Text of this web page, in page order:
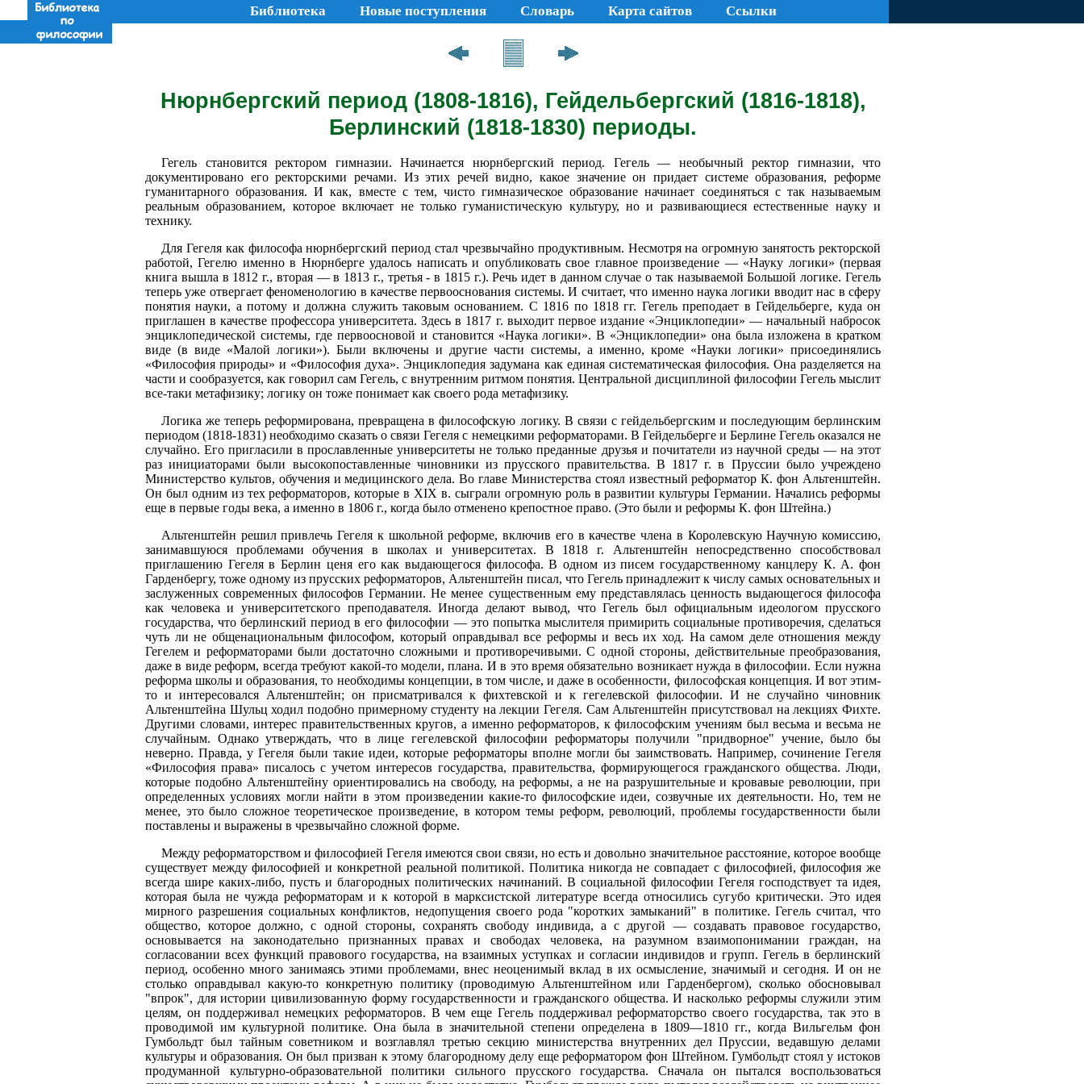
Библиотека Новые поступления Словарь Карта сайтов Ссылки
Нюрнбергский период (1808-1816), Гейдельбергский (1816-1818),
Берлинский (1818-1830) периоды.
Гегель становится ректором гимназии. Начинается нюрнбергский период. Гегель — необычный ректор гимназии, что
документировано его ректорскими речами. Из этих речей видно, какое значение он придает системе образования, реформе
гуманитарного образования. И как, вместе с тем, чисто гимназическое образование начинает соединяться с так называемым
реальным образованием, которое включает не только гуманистическую культуру, но и развивающиеся естественные науку и
технику.
Для Гегеля как философа нюрнбергский период стал чрезвычайно продуктивным. Несмотря на огромную занятость ректорской
работой, Гегелю именно в Нюрнберге удалось написать и опубликовать свое главное произведение — «Науку логики» (первая
книга вышла в 1812 г., вторая — в 1813 г., третья - в 1815 г.). Речь идет в данном случае о так называемой Большой логике. Гегель
теперь уже отвергает феноменологию в качестве первооснования системы. И считает, что именно наука логики вводит нас в сферу
понятия науки, а потому и должна служить таковым основанием. С 1816 по 1818 гг. Гегель преподает в Гейдельберге, куда он
приглашен в качестве профессора университета. Здесь в 1817 г. выходит первое издание «Энциклопедии» — начальный набросок
энциклопедической системы, где первоосновой и становится «Наука логики». В «Энциклопедии» она была изложена в кратком
виде (в виде «Малой логики»). Были включены и другие части системы, а именно, кроме «Науки логики» присоединялись
«Философия природы» и «Философия духа». Энциклопедия задумана как единая систематическая философия. Она разделяется на
части и сообразуется, как говорил сам Гегель, с внутренним ритмом понятия. Центральной дисциплиной философии Гегель мыслит
все-таки метафизику; логику он тоже понимает как своего рода метафизику.
Логика же теперь реформирована, превращена в философскую логику. В связи с гейдельбергским и последующим берлинским
периодом (1818-1831) необходимо сказать о связи Гегеля с немецкими реформаторами. В Гейдельберге и Берлине Гегель оказался не
случайно. Его пригласили в прославленные университеты не только преданные друзья и почитатели из научной среды — на этот
раз инициаторами были высокопоставленные чиновники из прусского правительства. В 1817 г. в Пруссии было учреждено
Министерство культов, обучения и медицинского дела. Во главе Министерства стоял известный реформатор К. фон Альтенштейн.
Он был одним из тех реформаторов, которые в XIX в. сыграли огромную роль в развитии культуры Германии. Начались реформы
еще в первые годы века, а именно в 1806 г., когда было отменено крепостное право. (Это были и реформы К. фон Штейна.)
Альтенштейн решил привлечь Гегеля к школьной реформе, включив его в качестве члена в Королевскую Научную комиссию,
занимавшуюся проблемами обучения в школах и университетах. В 1818 г. Альтенштейн непосредственно способствовал
приглашению Гегеля в Берлин ценя его как выдающегося философа. В одном из писем государственному канцлеру К. А. фон
Гарденбергу, тоже одному из прусских реформаторов, Альтенштейн писал, что Гегель принадлежит к числу самых основательных и
заслуженных современных философов Германии. Не менее существенным ему представлялась ценность выдающегося философа
как человека и университетского преподавателя. Иногда делают вывод, что Гегель был официальным идеологом прусского
государства, что берлинский период в его философии — это попытка мыслителя примирить социальные противоречия, сделаться
чуть ли не общенациональным философом, который оправдывал все реформы и весь их ход. На самом деле отношения между
Гегелем и реформаторами были достаточно сложными и противоречивыми. С одной стороны, действительные преобразования,
даже в виде реформ, всегда требуют какой-то модели, плана. И в это время обязательно возникает нужда в философии. Если нужна
реформа школы и образования, то необходимы концепции, в том числе, и даже в особенности, философская концепция. И вот этим-
то и интересовался Альтенштейн; он присматривался к фихтевской и к гегелевской философии. И не случайно чиновник
Альтенштейна Шульц ходил подобно примерному студенту на лекции Гегеля. Сам Альтенштейн присутствовал на лекциях Фихте.
Другими словами, интерес правительственных кругов, а именно реформаторов, к философским учениям был весьма и весьма не
случайным. Однако утверждать, что в лице гегелевской философии реформаторы получили "придворное" учение, было бы
неверно. Правда, у Гегеля были такие идеи, которые реформаторы вполне могли бы заимствовать. Например, сочинение Гегеля
«Философия права» писалось с учетом интересов государства, правительства, формирующегося гражданского общества. Люди,
которые подобно Альтенштейну ориентировались на свободу, на реформы, а не на разрушительные и кровавые революции, при
определенных условиях могли найти в этом произведении какие-то философские идеи, созвучные их деятельности. Но, тем не
менее, это было сложное теоретическое произведение, в котором темы реформ, революций, проблемы государственности были
поставлены и выражены в чрезвычайно сложной форме.
Между реформаторством и философией Гегеля имеются свои связи, но есть и довольно значительное расстояние, которое вообще
существует между философией и конкретной реальной политикой. Политика никогда не совпадает с философией, философия же
всегда шире каких-либо, пусть и благородных политических начинаний. В социальной философии Гегеля господствует та идея,
которая была не чужда реформаторам и к которой в марксистской литературе всегда относились сугубо критически. Это идея
мирного разрешения социальных конфликтов, недопущения своего рода "коротких замыканий" в политике. Гегель считал, что
общество, которое должно, с одной стороны, сохранять свободу индивида, а с другой — создавать правовое государство,
основывается на законодательно признанных правах и свободах человека, на разумном взаимопонимании граждан, на
согласовании всех функций правового государства, на взаимных уступках и согласии индивидов и групп. Гегель в берлинский
период, особенно много занимаясь этими проблемами, внес неоценимый вклад в их осмысление, значимый и сегодня. И он не
столько оправдывал какую-то конкретную политику (проводимую Альтенштейном или Гарденбергом), сколько обосновывал
"впрок", для истории цивилизованную форму государственности и гражданского общества. И насколько реформы служили этим
целям, он поддерживал немецких реформаторов. В чем еще Гегель поддерживал реформаторство своего государства, так это в
проводимой им культурной политике. Она была в значительной степени определена в 1809—1810 гг., когда Вильгельм фон
Гумбольдт был тайным советником и возглавлял третью секцию министерства внутренних дел Пруссии, ведавшую делами
культуры и образования. Он был призван к этому благородному делу еще реформатором фон Штейном. Гумбольдт стоял у истоков
продуманной культурно-образовательной политики сильного прусского государства. Сначала он пытался воспользоваться